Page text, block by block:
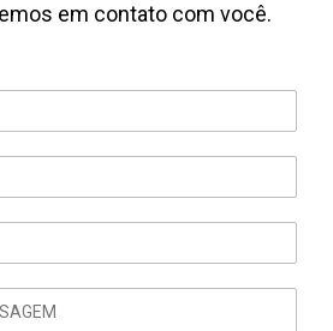
em contato com você.